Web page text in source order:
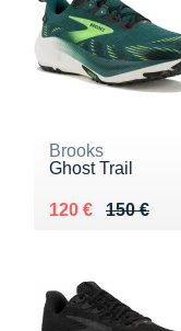
Brooks
Ghost Trail
150 €
Au lieu de 150 €
120 €
Vendu 120 €